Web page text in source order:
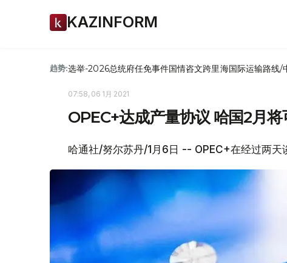
KAZINFORM
趋势:选举-2026总统府任免事件国情咨文跨里海国际运输路线/
07:58, 06 1月 2021
OPEC+达成产量协议 哈国2月
哈通社/努尔苏丹/1月6日 -- OPEC+在经过两天